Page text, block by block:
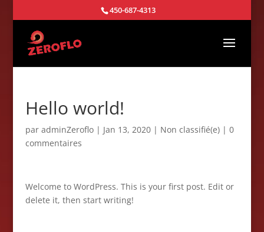
450-687-4313
Hello world!
par adminZeroflo| Jan 13, 2020| Non classifié(e)| 0
commentaires
Welcome to WordPress. This is your first post. Edit or
delete it, then start writing!